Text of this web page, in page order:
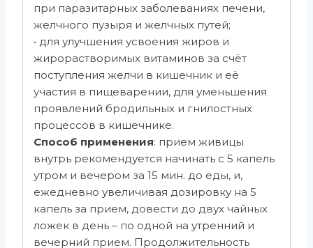
при паразитарных заболеваниях печени,
желчного пузыря и желчных путей;
• для улучшения усвоения жиров и
жирорастворимых витаминов за счёт
поступления желчи в кишечник и её
участия в пищеварении, для уменьшения
проявлений бродильных и гнилостных
процессов в кишечнике.
Способ применения: прием живицы
внутрь рекомендуется начинать с 5 капель
утром и вечером за 15 мин. до еды, и,
ежедневно увеличивая дозировку на 5
капель за прием, довести до двух чайных
ложек в день – по одной на утренний и
вечерний прием. Продолжительность